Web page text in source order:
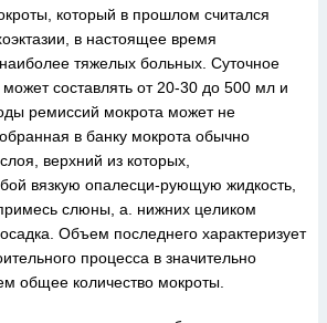
который в прошлом считался
в настоящее время
тяжелых больных. Суточное
составлять от 20-30 до 500 мл и
ремиссий мокрота может не
в банку мокрота обычно
верхний из которых,
вязкую опалесци-рующую жидкость,
слюны, а. нижних целиком
Объем последнего характеризует
процесса в значительно
общее количество мокроты.